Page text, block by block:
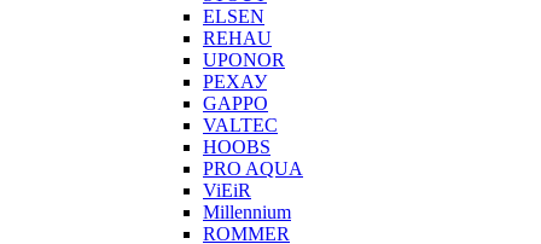
ELSEN
REHAU
UPONOR
РЕХАУ
GAPPO
VALTEC
HOOBS
PRO AQUA
ViEiR
Millennium
ROMMER